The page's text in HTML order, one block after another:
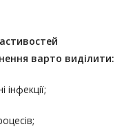
варто виділити:
інфекції;